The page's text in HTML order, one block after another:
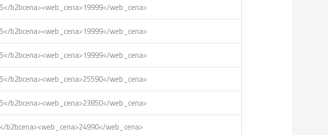
b2bcena><web_cena>19999</web_cena>
b2bcena><web_cena>19999</web_cena>
b2bcena><web_cena>19999</web_cena>
b2bcena><web_cena>25590</web_cena>
b2bcena><web_cena>23850</web_cena>
b2bcena><web_cena>24990</web_cena>